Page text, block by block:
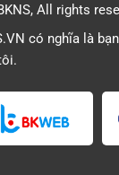
All rights
có nghĩa là